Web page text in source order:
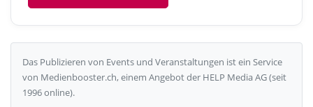
Das Publizieren von Events und Veranstaltungen ist ein Service
von Medienbooster.ch, einem Angebot der HELP Media AG (seit
1996 online).